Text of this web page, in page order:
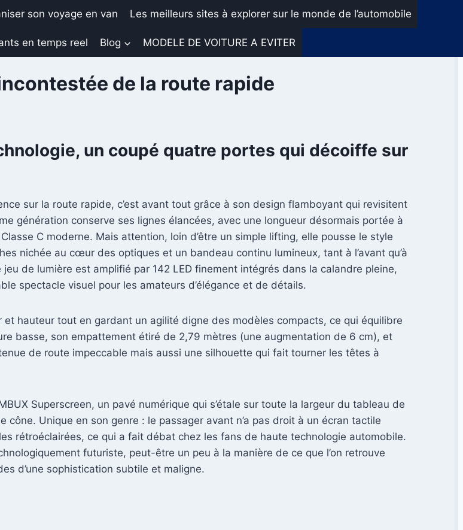
son voyage en van Les meilleurs sites à explorer sur le monde de l’automobile
en temps reel Blog MODELE DE VOITURE A EVITER
de la route rapide
un coupé quatre portes qui décoiffe sur
sur la route rapide, c’est avant tout grâce à son design flamboyant qui revisitent
génération conserve ses lignes élancées, avec une longueur désormais portée à
C moderne. Mais attention, loin d’être un simple lifting, elle pousse le style
nichée au cœur des optiques et un bandeau continu lumineux, tant à l’avant qu’à
de lumière est amplifié par 142 LED finement intégrés dans la calandre pleine,
spectacle visuel pour les amateurs d’élégance et de détails.
hauteur tout en gardant un agilité digne des modèles compacts, ce qui équilibre
basse, son empattement étiré de 2,79 mètres (une augmentation de 6 cm), et
de route impeccable mais aussi une silhouette qui fait tourner les têtes à
Superscreen, un pavé numérique qui s’étale sur toute la largeur du tableau de
cône. Unique en son genre : le passager avant n’a pas droit à un écran tactile
rétroéclairées, ce qui a fait débat chez les fans de haute technologie automobile.
futuriste, peut-être un peu à la manière de ce que l’on retrouve
d’une sophistication subtile et maligne.